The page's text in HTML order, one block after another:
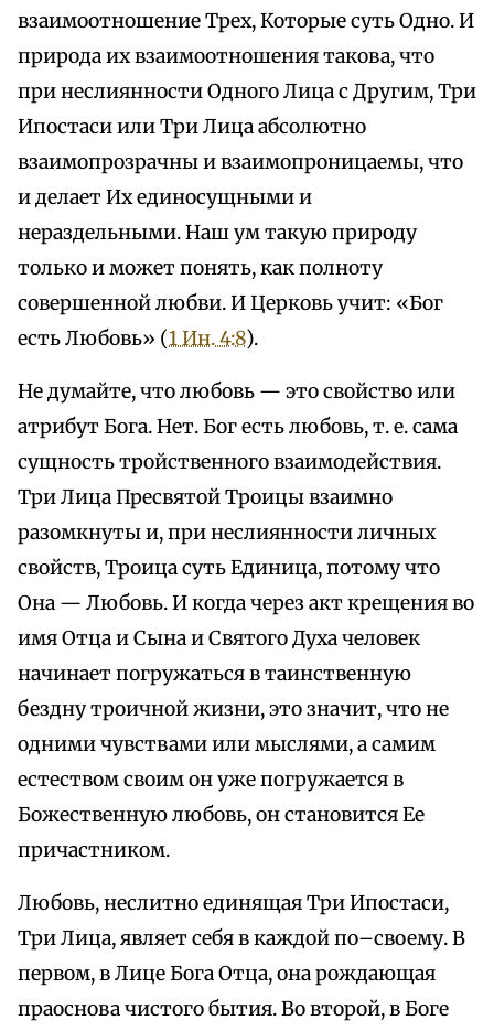
взаимоотношение Трех, Которые суть Одно. И
природа их взаимоотношения такова, что
при неслиянности Одного Лица с Другим, Три
Ипостаси или Три Лица абсолютно
взаимопрозрачны и взаимопроницаемы, что
и делает Их единосущными и
нераздельными. Наш ум такую природу
только и может понять, как полноту
совершенной любви. И Церковь учит: «Бог
есть Любовь» (1 Ин. 4:8).
Не думайте, что любовь — это свойство или
атрибут Бога. Нет. Бог есть любовь, т. е. сама
сущность тройственного взаимодействия.
Три Лица Пресвятой Троицы взаимно
разомкнуты и, при неслиянности личных
свойств, Троица суть Единица, потому что
Она — Любовь. И когда через акт крещения во
имя Отца и Сына и Святого Духа человек
начинает погружаться в таинственную
бездну троичной жизни, это значит, что не
одними чувствами или мыслями, а самим
естеством своим он уже погружается в
Божественную любовь, он становится Ее
причастником.
Любовь, неслитно единящая Три Ипостаси,
Три Лица, являет себя в каждой по–своему. В
первом, в Лице Бога Отца, она рождающая
праоснова чистого бытия. Во второй, в Боге